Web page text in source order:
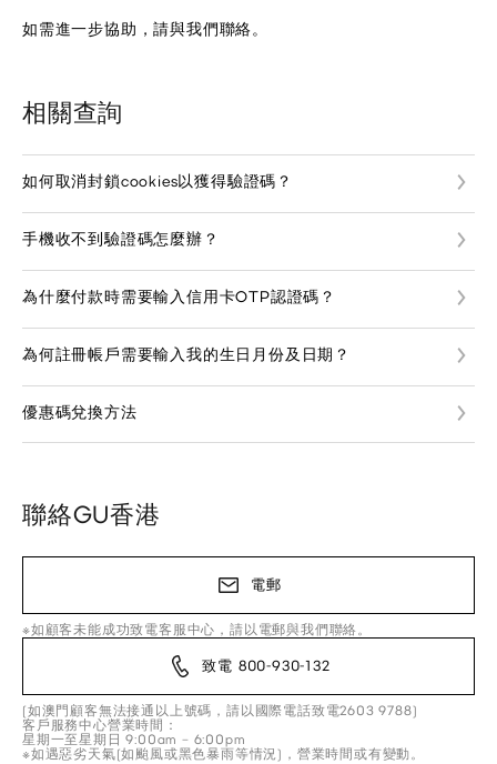
如需進一步協助，請與我們聯絡。
相關查詢
如何取消封鎖cookies以獲得驗證碼？
手機收不到驗證碼怎麼辦？
為什麼付款時需要輸入信用卡OTP認證碼？
為何註冊帳戶需要輸入我的生日月份及日期？
優惠碼兌換方法
聯絡GU香港
電郵
※如顧客未能成功致電客服中心，請以電郵與我們聯絡。
致電 800-930-132
(如澳門顧客無法接通以上號碼，請以國際電話致電2603 9788)
客戶服務中心營業時間：
星期一至星期日 9:00am – 6:00pm
※如遇惡劣天氣(如颱風或黑色暴雨等情況)，營業時間或有變動。